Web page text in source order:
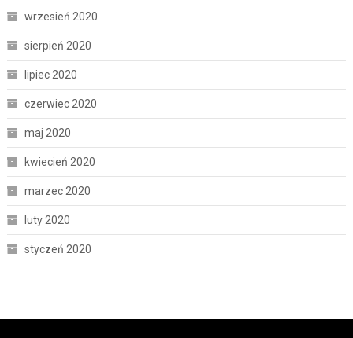
wrzesień 2020
sierpień 2020
lipiec 2020
czerwiec 2020
maj 2020
kwiecień 2020
marzec 2020
luty 2020
styczeń 2020